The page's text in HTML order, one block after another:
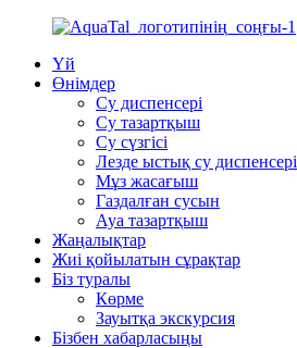
Үй
Өнімдер
Су диспенсері
Су тазартқыш
Су сүзгісі
Лезде ыстық су диспенсері
Мұз жасағыш
Газдалған сусын
Ауа тазартқыш
Жаңалықтар
Жиі қойылатын сұрақтар
Біз туралы
Көрме
Зауытқа экскурсия
Бізбен хабарласыңы